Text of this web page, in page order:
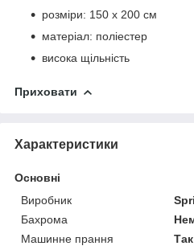
розміри: 150 x 200 см
матеріал: поліестер
висока щільність
Приховати
Характеристики
Основні
Виробник
Бахрома
Машинне прання
Так